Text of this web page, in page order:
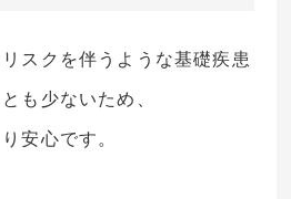
スクを伴うような基礎疾患
も少ないため、
安心です。